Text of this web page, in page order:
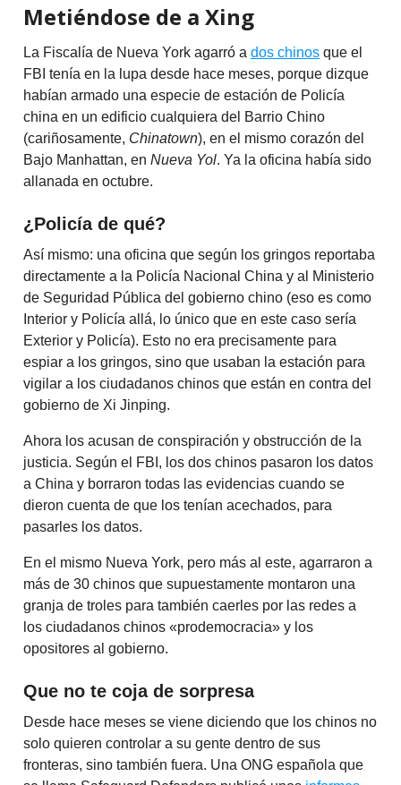
Metiéndose de a Xing
La Fiscalía de Nueva York agarró a dos chinos que el
FBI tenía en la lupa desde hace meses, porque dizque
habían armado una especie de estación de Policía
china en un edificio cualquiera del Barrio Chino
(cariñosamente, Chinatown), en el mismo corazón del
Bajo Manhattan, en Nueva Yol. Ya la oficina había sido
allanada en octubre.
¿Policía de qué?
Así mismo: una oficina que según los gringos reportaba
directamente a la Policía Nacional China y al Ministerio
de Seguridad Pública del gobierno chino (eso es como
Interior y Policía allá, lo único que en este caso sería
Exterior y Policía). Esto no era precisamente para
espiar a los gringos, sino que usaban la estación para
vigilar a los ciudadanos chinos que están en contra del
gobierno de Xi Jinping.
Ahora los acusan de conspiración y obstrucción de la
justicia. Según el FBI, los dos chinos pasaron los datos
a China y borraron todas las evidencias cuando se
dieron cuenta de que los tenían acechados, para
pasarles los datos.
En el mismo Nueva York, pero más al este, agarraron a
más de 30 chinos que supuestamente montaron una
granja de troles para también caerles por las redes a
los ciudadanos chinos «prodemocracia» y los
opositores al gobierno.
Que no te coja de sorpresa
Desde hace meses se viene diciendo que los chinos no
solo quieren controlar a su gente dentro de sus
fronteras, sino también fuera. Una ONG española que